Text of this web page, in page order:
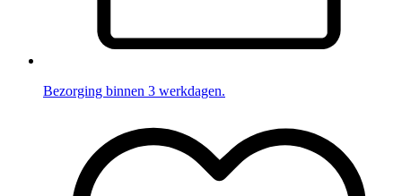
Bezorging binnen 3 werkdagen.